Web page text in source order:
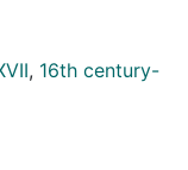
, 16th century-